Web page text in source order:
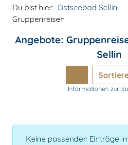
Du bist hier: Ostseebad Sellin
Gruppenreisen
Angebote:
Sellin
Informationen zur
Keine passenden Einträge